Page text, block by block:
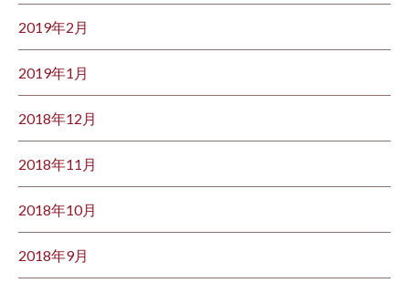
2019年2月
2019年1月
2018年12月
2018年11月
2018年10月
2018年9月